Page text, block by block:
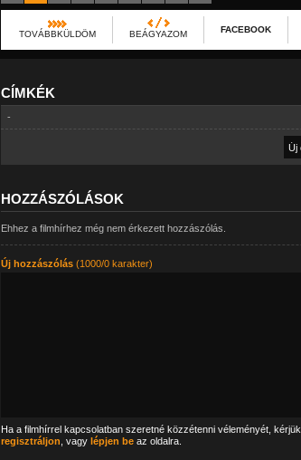
TOVÁBBKÜLDÖM BEÁGYAZOM FACEBOOK
CÍMKÉK
-
HOZZÁSZÓLÁSOK
Ehhez a filmhírhez még nem érkezett hozzászólás.
Új hozzászólás(1000/0 karakter)
Ha a filmhírrel kapcsolatban szeretné közzétenni véleményét, kérjük,
regisztráljon , vagy lépjen beaz oldalra.